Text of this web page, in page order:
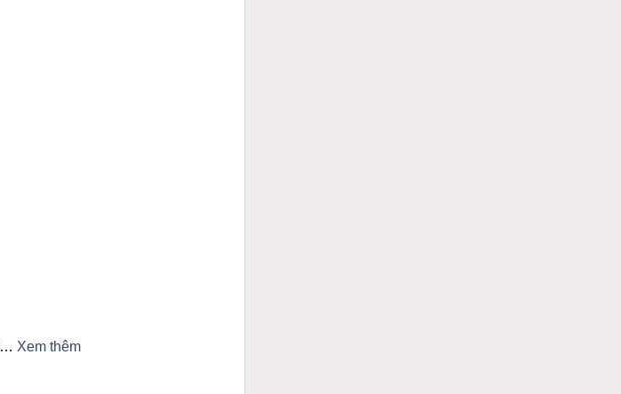
… Xem thêm